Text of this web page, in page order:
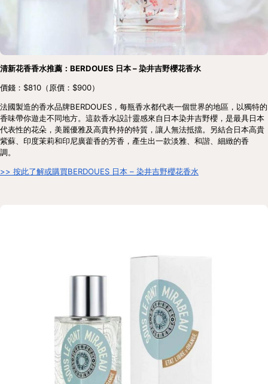
清新花香香水推薦：BERDOUES 日本 – 染井吉野櫻花香水
價錢：$810（原價：$900）
法國製造的香水品牌BERDOUES，每瓶香水都代表一個世界的地區，以獨特的
香味帶你遊走不同地方。這款香水設計靈感來自日本染井吉野櫻，是最具日本
代表性的花朵，美麗優雅及高貴矜持的特質，讓人無法抵擋。另結合日本高貴
紫蘇、印度茉莉和印尼廣藿香的芳香，產生出一款淡雅、和諧、細緻的香
調。
>> 按此了解或購買BERDOUES 日本 – 染井吉野櫻花香水